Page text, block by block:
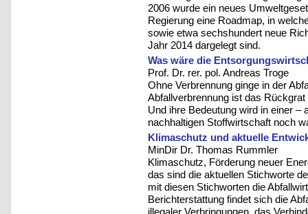
2006 wurde ein neues
Regierung eine Roadmap, in
sowie etwa sechshundert neue
Jahr 2014 dargelegt sind.
Was wäre die
Prof. Dr. rer. pol. Andreas Troge
Ohne Verbrennung ginge in der
Abfallverbrennung ist das
Und ihre Bedeutung wird in einer
nachhaltigen Stoffwirtschaft noch
Klimaschutz und aktuelle
MinDir Dr. Thomas Rummler
Klimaschutz, Förderung neuer
das sind die aktuellen Stichworte
mit diesen Stichworten die
Berichterstattung findet sich die